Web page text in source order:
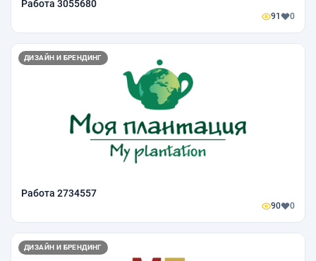
Работа 3055680
91 0
ДИЗАЙН И БРЕНДИНГ
Работа 2734557
90 0
ДИЗАЙН И БРЕНДИНГ